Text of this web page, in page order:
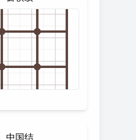
中国结